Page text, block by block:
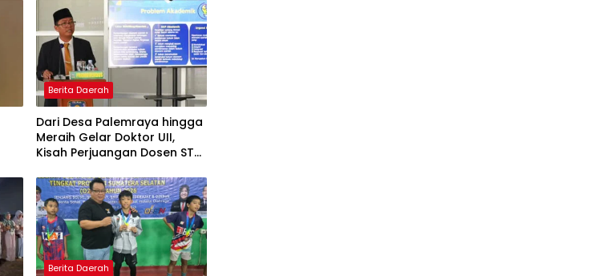
Berita Daerah
Dari Desa Palemraya hingga
Meraih Gelar Doktor UII,
Kisah Perjuangan Dosen STAI
Menjadi Driver Taksi Online
Berita Daerah